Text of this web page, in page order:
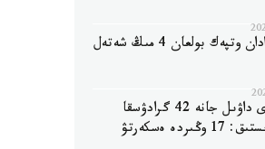
شىلدەدە شەكارادان وتپەك بولعان 4 مىڭ شەتەل
نايزاعاي، شاڭدى داۋىل جانە 42 گرادۋسقا
دەيىنگى اپتاپ ىستىق: 17 وڭىردە ەسكەرتۋ